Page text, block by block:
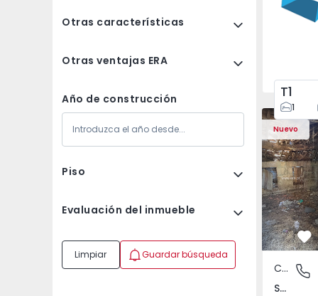
Otras características
Otras ventajas ERA
Año de construcción
Piso
Evaluación del inmueble
Limpiar Guardar búsqueda
T1
1
Nuevo
Casa Vila
São
Casa de Campo
São Tomé do Castelo e Justes, Vila Real